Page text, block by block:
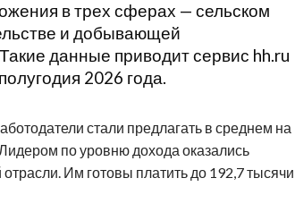
в трех сферах — сельском
и добывающей
данные приводит сервис hh.ru
2026 года.
стали предлагать в среднем на
по уровню дохода оказались
Им готовы платить до 192,7 тысячи